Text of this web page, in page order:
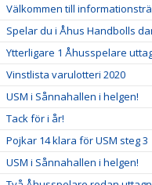
Välkommen till
Spelar du i Åhus Handbolls
Ytterligare 1 Åhusspelare
Vinstlista varulotteri 2020
USM i Sånnahallen i helgen!
Tack för i år!
Pojkar 14 klara för USM steg 3
USM i Sånnahallen i helgen!